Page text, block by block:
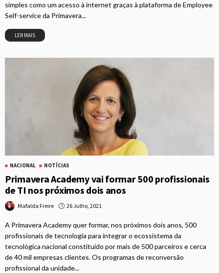
simples como um acesso à internet graças à plataforma de Employee
Self-service da Primavera...
LER MAIS
NACIONAL NOTÍCIAS
Primavera Academy vai formar 500 profissionais
de TI nos próximos dois anos
Mafalda Freire 26 Julho, 2021
A Primavera Academy quer formar, nos próximos dois anos, 500
profissionais de tecnologia para integrar o ecossistema da
tecnológica nacional constituído por mais de 500 parceiros e cerca
de 40 mil empresas clientes. Os programas de reconversão
profissional da unidade...